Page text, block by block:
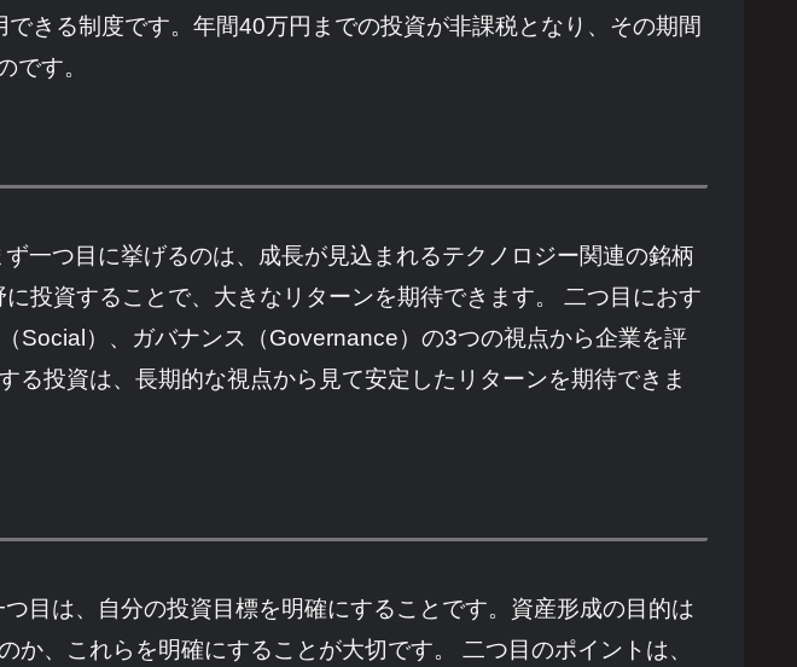
きる制度です。年間40万円までの投資が非課税となり、その期間
です。
一つ目に挙げるのは、成長が見込まれるテクノロジー関連の銘柄
投資することで、大きなリターンを期待できます。 二つ目におす
Social）、ガバナンス（Governance）の3つの視点から企業を評
投資は、長期的な視点から見て安定したリターンを期待できま
目は、自分の投資目標を明確にすることです。資産形成の目的は
、これらを明確にすることが大切です。 二つ目のポイントは、